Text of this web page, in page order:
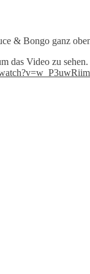
& Bongo ganz
das Video zu sehen.